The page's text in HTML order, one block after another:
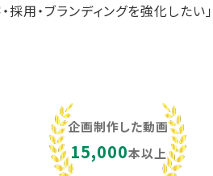
用・ブランディングを強化したい
企画制作した動画
15,000本以上